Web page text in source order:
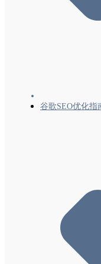
Clip
本
产
产
个
问
食
谷歌SEO优化指